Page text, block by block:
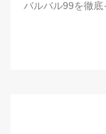
バルバル99を徹